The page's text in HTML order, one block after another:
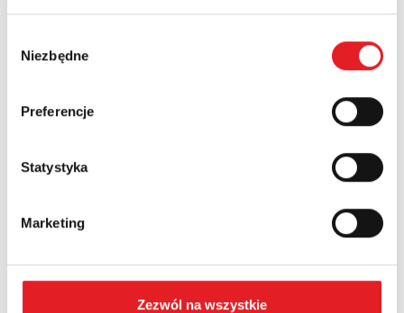
zgody
Niezbędne
Preferencje
Statystyka
Marketing
Zezwól na wszystkie
Numer telefonu: